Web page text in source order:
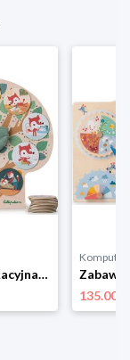
Zabawka edukacyjna,zabawki magnetyczne Lilliputiens Lisiczka Alice Mój Dzień 83545
135.00 zł